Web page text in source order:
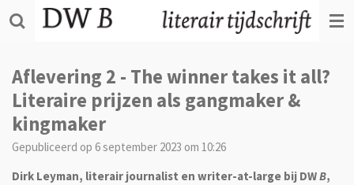
Ga
direct
de
hoofdinhoud
Aflevering 2 - The winner takes it all?
Literaire prijzen als gangmaker &
kingmaker
Gepubliceerd op 6 september 2023 om 10:26
Dirk Leyman, literair journalist en writer-at-large bij DWB,